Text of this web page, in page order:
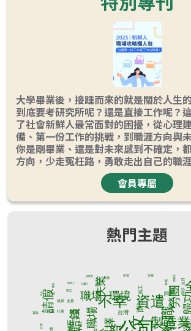
大學畢業後，接踵而來的就是關於人生
到底要考研究所呢？還是直接工作呢？
了社會新鮮人最常面對的困擾，從心理
備、第一份工作的挑戰，到職涯方向與
你是剛畢業、還是對未來感到不確定，
方向，少走冤枉路，勇敢走出自己的職
會員專屬
熱門主題